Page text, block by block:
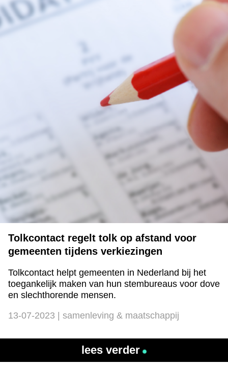
Tolkcontact regelt tolk op afstand voor
gemeenten tijdens verkiezingen
Tolkcontact helpt gemeenten in Nederland bij het
toegankelijk maken van hun stembureaus voor dove
en slechthorende mensen.
13-07-2023 | samenleving & maatschappij
lees verder